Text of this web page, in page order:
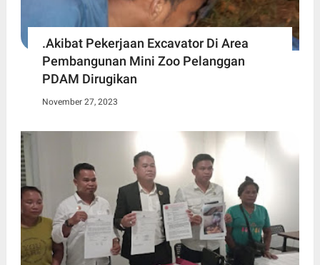
.Akibat Pekerjaan Excavator Di Area
Pembangunan Mini Zoo Pelanggan
PDAM Dirugikan
November 27, 2023